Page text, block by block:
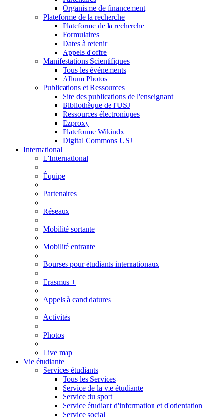
Organisme de financement
Plateforme de la recherche
Plateforme de la recherche
Formulaires
Dates à retenir
Appels d'offre
Manifestations Scientifiques
Tous les événements
Album Photos
Publications et Ressources
Site des publications de l'enseignant
Bibliothèque de l'USJ
Ressources électroniques
Ezproxy
Plateforme Wikindx
Digital Commons USJ
International
L'International
Équipe
Partenaires
Réseaux
Mobilité sortante
Mobilité entrante
Bourses pour étudiants internationaux
Erasmus +
Appels à candidatures
Activités
Photos
Live map
Vie étudiante
Services étudiants
Tous les Services
Service de la vie étudiante
Service du sport
Service étudiant d'information et d'orientation
Service social